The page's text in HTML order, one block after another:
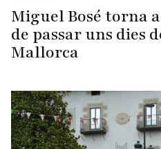
Miguel Bosé torna
de passar uns dies
Mallorca